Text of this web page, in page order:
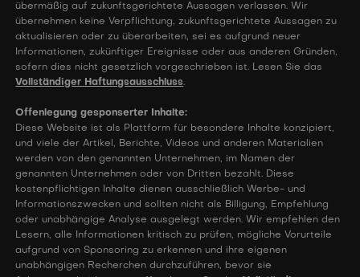
übermäßig auf zukunftsgerichtete Aussagen verlassen. Wir
übernehmen keine Verpflichtung, zukunftsgerichtete Aussagen zu
aktualisieren oder zu überarbeiten, sei es aufgrund neuer
Informationen, zukünftiger Ereignisse oder aus anderen Gründen,
sofern dies nicht gesetzlich vorgeschrieben ist. Lesen Sie das
Vollständiger Haftungsausschluss.
Offenlegung gesponserter Inhalte:
Diese Website ist als Plattform für besondere Inhalte konzipiert,
und viele der Artikel, Berichte, Videos und anderen Materialien
werden von den genannten Unternehmen, im Namen der
genannten Unternehmen oder von Dritten bezahlt. Diese
kostenpflichtigen Inhalte dienen ausschließlich Werbe- und
Informationszwecken und sollten nicht als Billigung, Empfehlung
oder unabhängige Analyse ausgelegt werden. Wir empfehlen den
Lesern, alle Informationen kritisch zu prüfen, mögliche Vorurteile
aufgrund von Sponsoring zu erkennen und ihre eigenen
unabhängigen Recherchen durchzuführen, bevor sie